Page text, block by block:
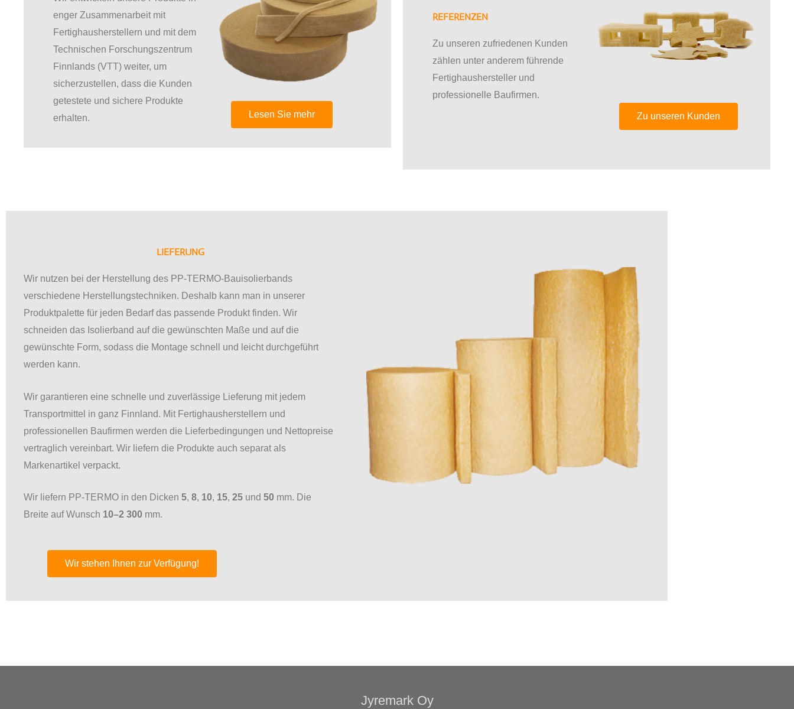
enger Zusammenarbeit mit
Fertighausherstellern und mit dem
Technischen Forschungszentrum
Finnlands (VTT) weiter, um
sicherzustellen, dass die Kunden
getestete und sichere Produkte
erhalten.
Lesen Sie mehr
REFERENZEN
Zu unseren zufriedenen Kunden
zählen unter anderem führende
Fertighaushersteller und
professionelle Baufirmen.
Zu unseren Kunden
LIEFERUNG
Wir nutzen bei der Herstellung des PP-TERMO-Bauisolierbands
verschiedene Herstellungstechniken. Deshalb kann man in unserer
Produktpalette für jeden Bedarf das passende Produkt finden. Wir
schneiden das Isolierband auf die gewünschten Maße und auf die
gewünschte Form, sodass die Montage schnell und leicht durchgeführt
werden kann.
Wir garantieren eine schnelle und zuverlässige Lieferung mit jedem
Transportmittel in ganz Finnland. Mit Fertighausherstellern und
professionellen Baufirmen werden die Lieferbedingungen und Nettopreise
vertraglich vereinbart. Wir liefern die Produkte auch separat als
Markenartikel verpackt.
Wir liefern PP-TERMO in den Dicken 5, 8, 10, 15, 25 und 50 mm. Die
Breite auf Wunsch 10–2 300 mm.
Wir stehen Ihnen zur Verfügung!
Jyremark Oy